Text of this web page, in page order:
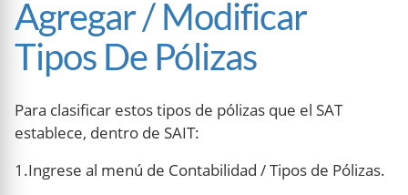
Agregar / Modificar
Tipos De Pólizas
Para clasificar estos tipos de pólizas que el SAT
establece, dentro de SAIT:
1.Ingrese al menú de Contabilidad / Tipos de Pólizas.